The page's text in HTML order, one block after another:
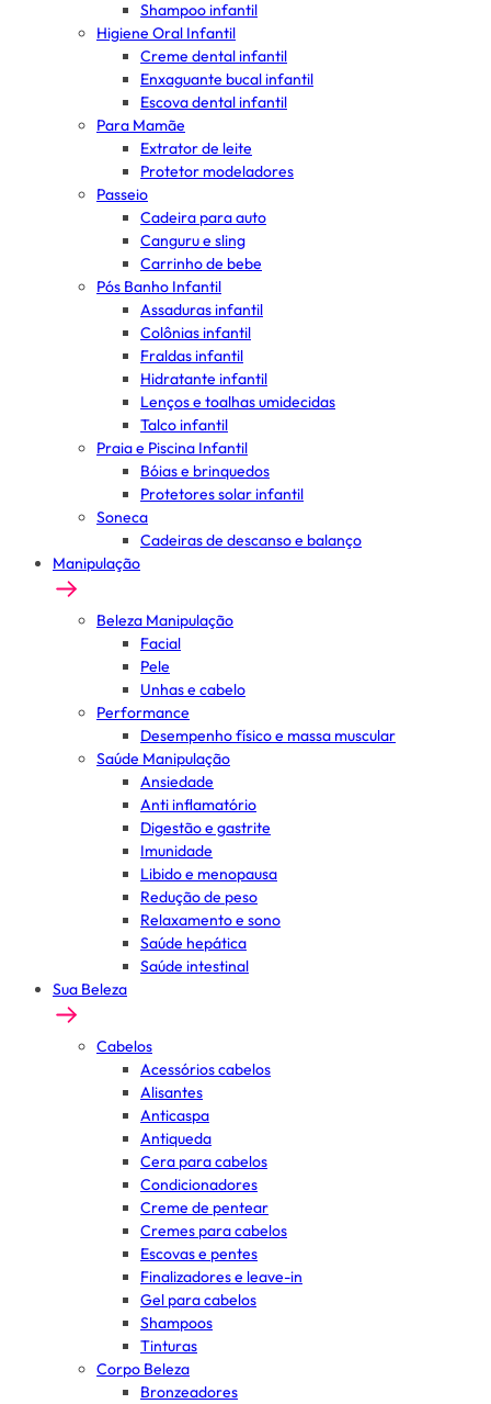
Shampoo infantil
Higiene Oral Infantil
Creme dental infantil
Enxaguante bucal infantil
Escova dental infantil
Para Mamãe
Extrator de leite
Protetor modeladores
Passeio
Cadeira para auto
Canguru e sling
Carrinho de bebe
Pós Banho Infantil
Assaduras infantil
Colônias infantil
Fraldas infantil
Hidratante infantil
Lenços e toalhas umidecidas
Talco infantil
Praia e Piscina Infantil
Bóias e brinquedos
Protetores solar infantil
Soneca
Cadeiras de descanso e balanço
Manipulação
Beleza Manipulação
Facial
Pele
Unhas e cabelo
Performance
Desempenho físico e massa muscular
Saúde Manipulação
Ansiedade
Anti inflamatório
Digestão e gastrite
Imunidade
Libido e menopausa
Redução de peso
Relaxamento e sono
Saúde hepática
Saúde intestinal
Sua Beleza
Cabelos
Acessórios cabelos
Alisantes
Anticaspa
Antiqueda
Cera para cabelos
Condicionadores
Creme de pentear
Cremes para cabelos
Escovas e pentes
Finalizadores e leave-in
Gel para cabelos
Shampoos
Tinturas
Corpo Beleza
Bronzeadores